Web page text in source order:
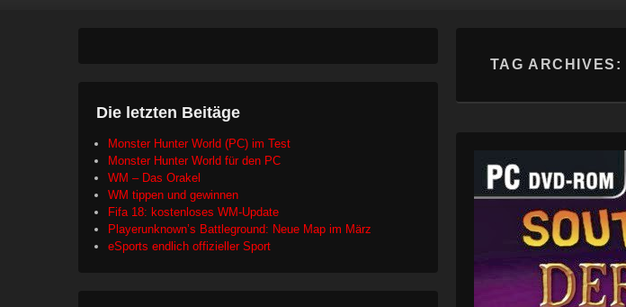
TAG ARCHIVES:
Die letzten Beitäge
Monster Hunter World (PC) im Test
Monster Hunter World für den PC
WM – Das Orakel
WM tippen und gewinnen
Fifa 18: kostenloses WM-Update
Playerunknown’s Battleground: Neue Map im März
eSports endlich offizieller Sport